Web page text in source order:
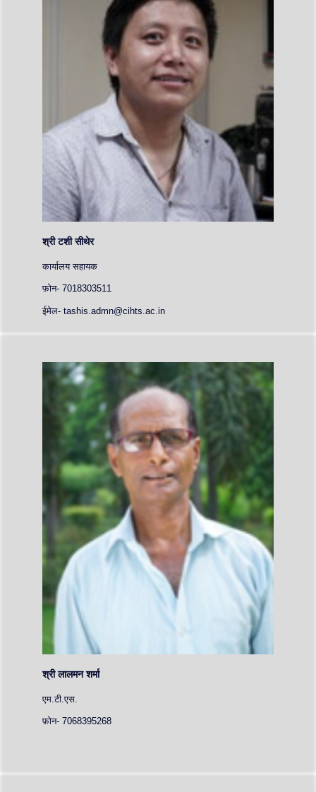
श्री टशी सीथेर
कार्यालय सहायक
फ़ोन- 7018303511
ईमेल- tashis.admn@cihts.ac.in
श्री लालमन शर्मा
एम.टी.एस.
फ़ोन- 7068395268